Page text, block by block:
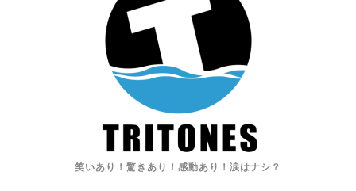
笑いあり！驚きあり！感動あり！涙はナシ？